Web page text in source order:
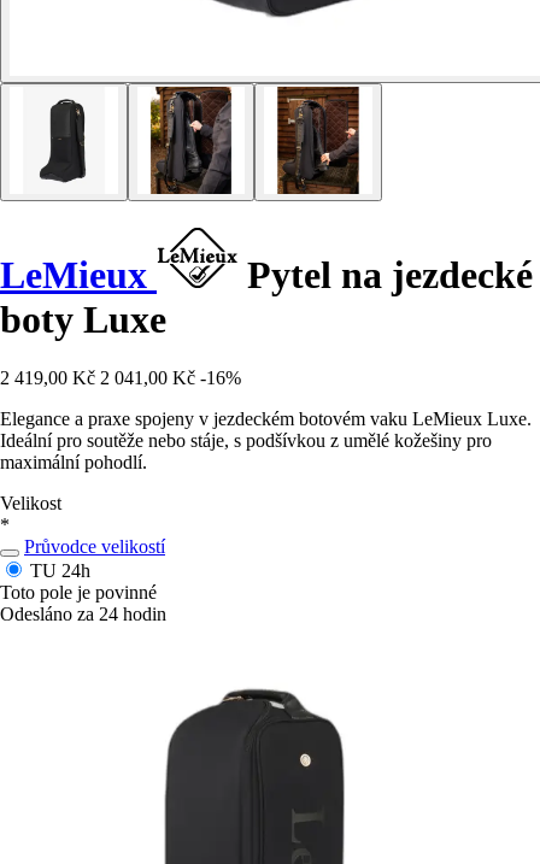
LeMieux
Pytel na jezdecké
boty Luxe
2 419,00 Kč 2 041,00 Kč -16%
Elegance a praxe spojeny v jezdeckém botovém vaku LeMieux Luxe.
Ideální pro soutěže nebo stáje, s podšívkou z umělé kožešiny pro
maximální pohodlí.
Velikost
*
Průvodce velikostí
TU 24h
Toto pole je povinné
Odesláno za 24 hodin